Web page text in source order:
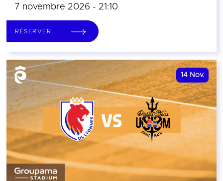
7 novembre 2026 - 21:10
RÉSERVER
14 Nov.